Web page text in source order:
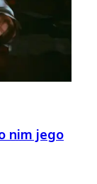
nim jego